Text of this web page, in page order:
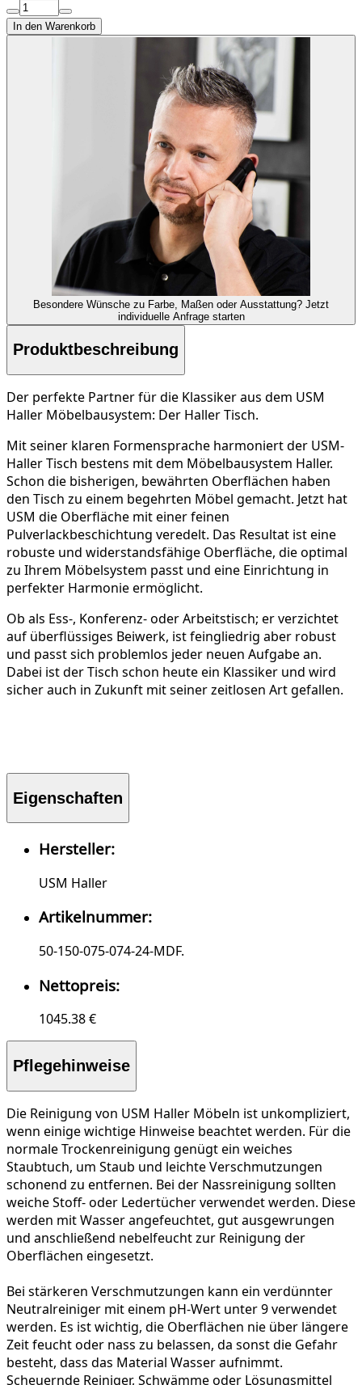
In den Warenkorb
Besondere Wünsche zu Farbe, Maßen oder Ausstattung? Jetzt
individuelle Anfrage starten
Produktbeschreibung
Der perfekte Partner für die Klassiker aus dem USM
Haller Möbelbausystem: Der Haller Tisch.
Mit seiner klaren Formensprache harmoniert der USM-
Haller Tisch bestens mit dem Möbelbausystem Haller.
Schon die bisherigen, bewährten Oberflächen haben
den Tisch zu einem begehrten Möbel gemacht. Jetzt hat
USM die Oberfläche mit einer feinen
Pulverlackbeschichtung veredelt. Das Resultat ist eine
robuste und widerstandsfähige Oberfläche, die optimal
zu Ihrem Möbelsystem passt und eine Einrichtung in
perfekter Harmonie ermöglicht.
Ob als Ess-, Konferenz- oder Arbeitstisch; er verzichtet
auf überflüssiges Beiwerk, ist feingliedrig aber robust
und passt sich problemlos jeder neuen Aufgabe an.
Dabei ist der Tisch schon heute ein Klassiker und wird
sicher auch in Zukunft mit seiner zeitlosen Art gefallen.
Eigenschaften
Hersteller:
USM Haller
Artikelnummer:
50-150-075-074-24-MDF.
Nettopreis:
1045.38 €
Pflegehinweise
Die Reinigung von USM Haller Möbeln ist unkompliziert,
wenn einige wichtige Hinweise beachtet werden. Für die
normale Trockenreinigung genügt ein weiches
Staubtuch, um Staub und leichte Verschmutzungen
schonend zu entfernen. Bei der Nassreinigung sollten
weiche Stoff- oder Ledertücher verwendet werden. Diese
werden mit Wasser angefeuchtet, gut ausgewrungen
und anschließend nebelfeucht zur Reinigung der
Oberflächen eingesetzt.
Bei stärkeren Verschmutzungen kann ein verdünnter
Neutralreiniger mit einem pH-Wert unter 9 verwendet
werden. Es ist wichtig, die Oberflächen nie über längere
Zeit feucht oder nass zu belassen, da sonst die Gefahr
besteht, dass das Material Wasser aufnimmt.
Scheuernde Reiniger, Schwämme oder Lösungsmittel